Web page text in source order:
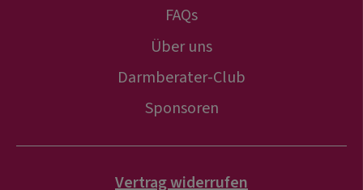
FAQs
Über uns
Darmberater-Club
Sponsoren
Vertrag widerrufen